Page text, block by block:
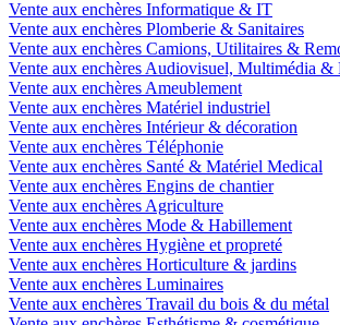
Vente aux enchères Informatique & IT
Vente aux enchères Plomberie & Sanitaires
Vente aux enchères Camions, Utilitaires &
Vente aux enchères Audiovisuel, Multimédia &
Vente aux enchères Ameublement
Vente aux enchères Matériel industriel
Vente aux enchères Intérieur & décoration
Vente aux enchères Téléphonie
Vente aux enchères Santé & Matériel Medical
Vente aux enchères Engins de chantier
Vente aux enchères Agriculture
Vente aux enchères Mode & Habillement
Vente aux enchères Hygiène et propreté
Vente aux enchères Horticulture & jardins
Vente aux enchères Luminaires
Vente aux enchères Travail du bois & du métal